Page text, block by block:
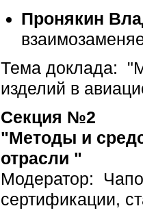
Пронякин
Тема доклада:
изделий в
Секция №2
"Методы и
отрасли "
Модератор:
сертификации,